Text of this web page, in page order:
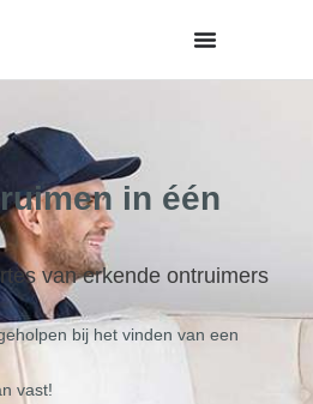
in één
van erkende ontruimers
bij het vinden van een
vast!